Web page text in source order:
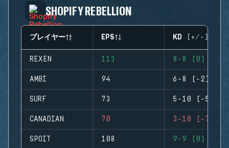
SHOPIFY REBELLION
プレイヤー EPS KD (+/-)
REXEN 113 8-8 (0)
AMBI 94 6-8 (-2)
SURF 73 5-10 (-5)
CANADIAN 70 3-10 (-7)
SPOIT 108 9-9 (0)